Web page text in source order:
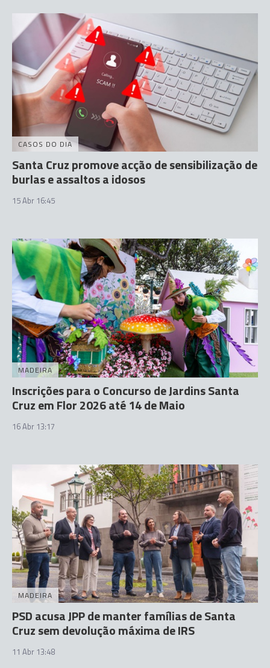
CASOS DO DIA
Santa Cruz promove acção de sensibilização de
burlas e assaltos a idosos
15 Abr 16:45
MADEIRA
Inscrições para o Concurso de Jardins Santa
Cruz em Flor 2026 até 14 de Maio
16 Abr 13:17
MADEIRA
PSD acusa JPP de manter famílias de Santa
Cruz sem devolução máxima de IRS
11 Abr 13:48